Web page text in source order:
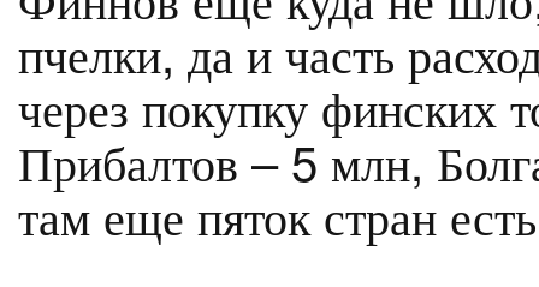
пчелки, да и часть
через покупку финских
Прибалтов – 5 млн,
там еще пяток стран